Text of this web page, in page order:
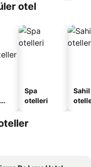
otel
Spa
otelleri
Sahil